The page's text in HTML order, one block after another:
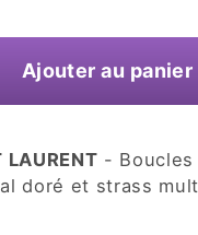
Ajouter au panier
LAURENT -
doré et strass